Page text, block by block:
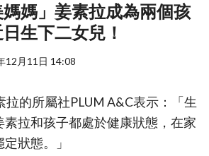
媽」姜素拉成為兩個孩
生下二女兒！
12月11日 14:08
拉的所屬社PLUM A&C表示：「生
拉和孩子都處於健康狀態，在家
狀態。」